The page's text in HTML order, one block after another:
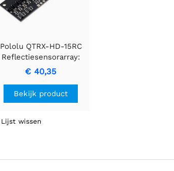
Pololu QTRX-HD-15RC
Reflectiesensorarray:
15-kanaals, 4 mm pitch,
RC- output , lage
stroom
€ 40,35
Bekijk product
Lijst wissen